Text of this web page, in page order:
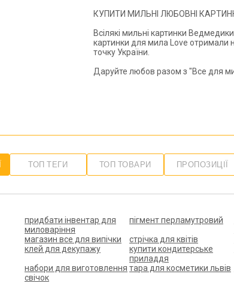
X
КУПИТИ МИЛЬНІ ЛЮБОВНІ
Всілякі мильні картинки
картинки для мила Love отримали
точку України
Даруйте любов разом з "Все для
ТОП ТЕГИ ТОП ТОВАРИ ПРОПОЗИЦІЇ
придбати інвентар для
миловаріння
пігмент перламутровий
магазин все для випічки
стрічка для квітів
клей для декупажу
купити кондитерське
приладдя
набори для виготовлення
свічок
тара для косметики львів